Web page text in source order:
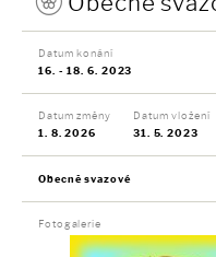
Datum konání
16. - 18. 6. 2023
Datum změny
1. 8. 2026
Datum vložení
31. 5. 2023
Obecně svazové
Fotogalerie